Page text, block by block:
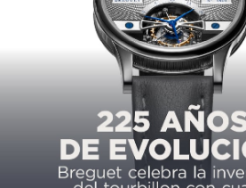
documentada, en lo personal lo
solo porque la certificación del
sigue vigente; sino porque al paso
y a la vez tan funcional como
al modelo original con
mayor nivel que el clásico